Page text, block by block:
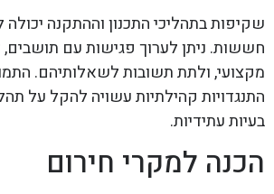
שקיפות בתהליכי התכנון וההתקנה יכולה
חששות. ניתן לערוך פגישות עם
מקצועי, ולתת תשובות לשאלותיהם.
התנגדויות קהילתיות עשויה להקל על
בעיות עתידיות.
הכנה למקרי חירום